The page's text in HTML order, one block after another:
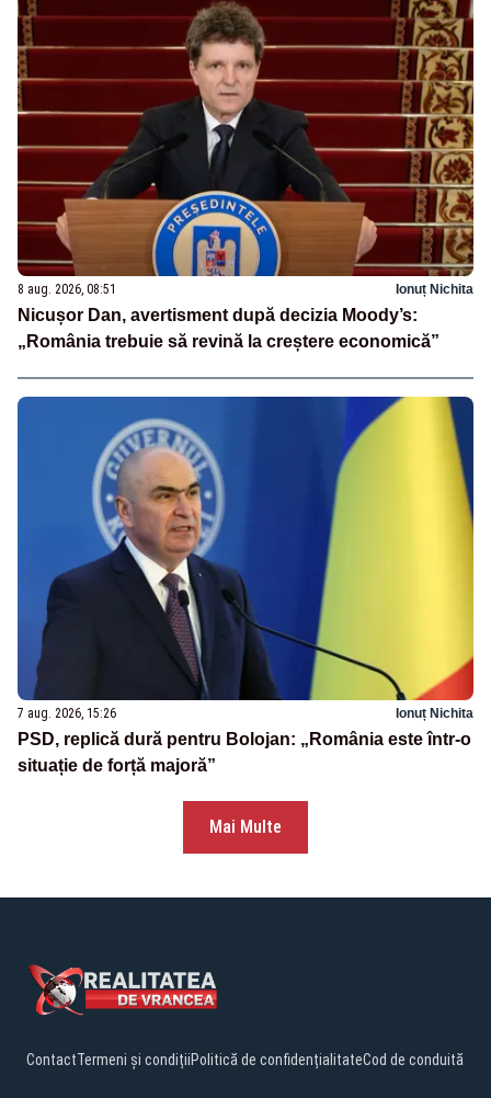
8 aug. 2026, 08:51 Ionuț Nichita
Nicușor Dan, avertisment după decizia Moody’s:
„România trebuie să revină la creștere economică”
7 aug. 2026, 15:26 Ionuț Nichita
PSD, replică dură pentru Bolojan: „România este într-o
situație de forță majoră”
Mai Multe
ContactTermeni și condițiiPolitică de confidențialitateCod de conduită